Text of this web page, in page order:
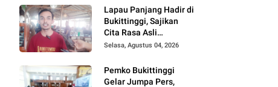
Kondusivitas.
Lapau Panjang Hadir di
Bukittinggi, Sajikan
Cita Rasa Asli
Minangkabau dengan
Selasa, Agustus 04, 2026
Pemko Bukittinggi
Gelar Jumpa Pers,